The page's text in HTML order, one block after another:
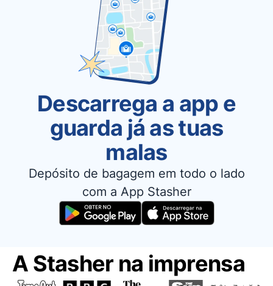
Descarrega a app e
guarda já as tuas
malas
Depósito de bagagem em todo o lado
com a App Stasher
A Stasher na imprensa